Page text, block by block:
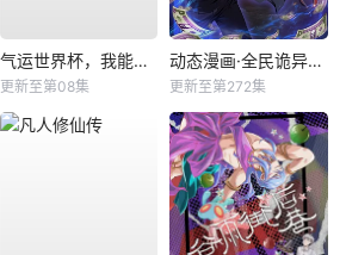
气运世界杯，我能复制所有球星技能
更新至第08集
动态漫画·全民诡异：开局掌握零元购
更新至第272集